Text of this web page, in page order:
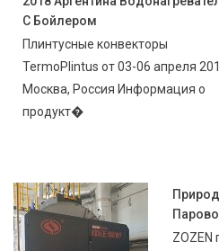
С Бойлером
Плинтусные конвекторы
TermoPlintus от 03-06 апреля
Москва, Россия Информация о
продукт�
ZOZEN